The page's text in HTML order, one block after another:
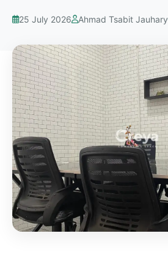
25 July 2026 Ahmad Tsabit Jauhary